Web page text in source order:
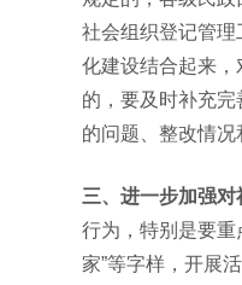
社会组织登记管
化建设结合起来
的，要及时补充
的问题、整改情况
三、进一步加强对
行为，特别是要重
家”等字样，开展